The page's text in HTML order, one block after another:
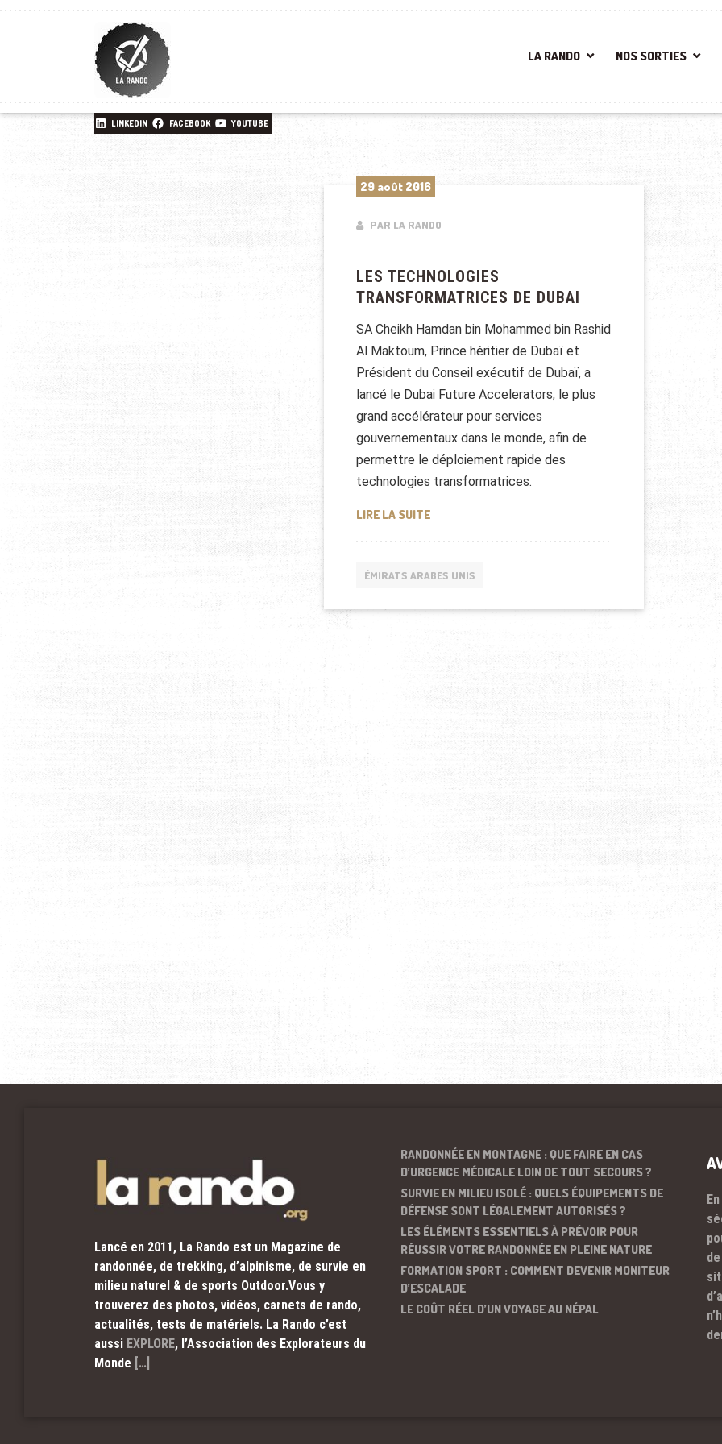
LA RANDO NOS SORTIES
LINKEDIN FACEBOOK YOUTUBE
29 août 2016
PAR LA RANDO
LES TECHNOLOGIES
TRANSFORMATRICES DE DUBAI
SA Cheikh Hamdan bin Mohammed bin Rashid
Al Maktoum, Prince héritier de Dubaï et
Président du Conseil exécutif de Dubaï, a
lancé le Dubai Future Accelerators, le plus
grand accélérateur pour services
gouvernementaux dans le monde, afin de
permettre le déploiement rapide des
technologies transformatrices.
LIRE LA SUITELES TECHNOLOGIES TRANSFORMATRICES DE DUBAI
ÉMIRATS ARABES UNIS
Lancé en 2011, La Rando est un Magazine de
randonnée, de trekking, d’alpinisme, de survie en
milieu naturel & de sports Outdoor.Vous y
trouverez des photos, vidéos, carnets de rando,
actualités, tests de matériels. La Rando c’est
aussi EXPLORE, l’Association des Explorateurs du
Monde […]
RANDONNÉE EN MONTAGNE : QUE FAIRE EN CAS
D’URGENCE MÉDICALE LOIN DE TOUT SECOURS ?
SURVIE EN MILIEU ISOLÉ : QUELS ÉQUIPEMENTS DE
DÉFENSE SONT LÉGALEMENT AUTORISÉS ?
LES ÉLÉMENTS ESSENTIELS À PRÉVOIR POUR
RÉUSSIR VOTRE RANDONNÉE EN PLEINE NATURE
FORMATION SPORT : COMMENT DEVENIR MONITEUR
D’ESCALADE
LE COÛT RÉEL D’UN VOYAGE AU NÉPAL